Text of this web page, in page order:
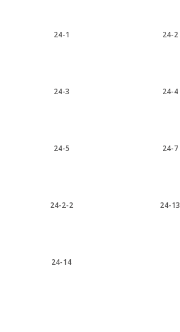
24-1 24-2
24-3 24-4
24-5 24-7
24-2-2 24-13
24-14